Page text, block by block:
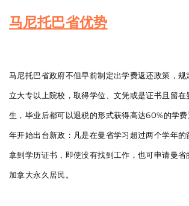
马尼托巴省优势
马尼托巴省政府不但早前制定出学费返还政策，规
立大专以上院校，取得学位、文凭或是证书且留
生，毕业后都可以退税的形式获得高达60%的学
年开始出台新政：凡是在曼省学习超过两个学年
拿到学历证书，即使没有找到工作，也可申请曼省
加拿大永久居民。